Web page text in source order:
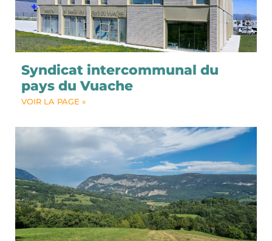
Syndicat intercommunal du
pays du Vuache
VOIR LA PAGE »